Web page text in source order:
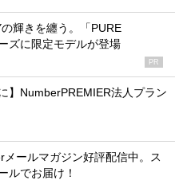
の輝きを纏う。「PURE
ズに限定モデルが登場
PR
】NumberPREMIER法人プラン
メールマガジン好評配信中。ス
ルでお届け！